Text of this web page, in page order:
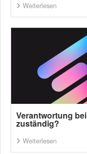
Weiterlesen
Verantwortung
zuständig?
Weiterlesen